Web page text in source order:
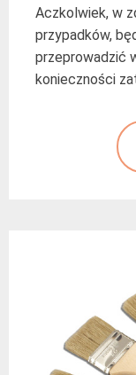
Aczkolwiek, w
przypadków,
przeprowadzić
konieczności